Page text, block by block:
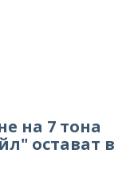
на 7 тона
остават в